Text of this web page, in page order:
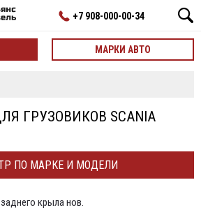
+7 908-000-00-34
МАРКИ АВТО
ГРУЗОВИКОВ SCANIA
ПО МАРКЕ И МОДЕЛИ
крыла нов.